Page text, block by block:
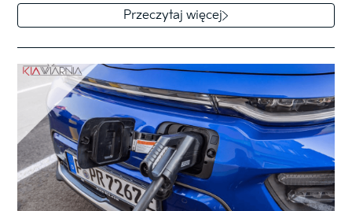
Przeczytaj więcej